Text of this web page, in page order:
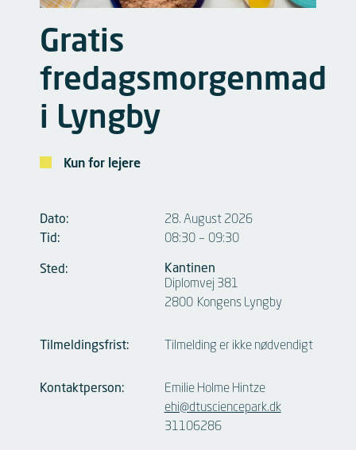
Gratis
fredagsmorgenmad
i Lyngby
Kun for lejere
Dato:
Tid:
Sted:
28. August 2026
08:30 – 09:30
Kantinen
Diplomvej 381
2800 Kongens Lyngby
Tilmeldingsfrist:
Kontaktperson:
Tilmelding er ikke nødvendigt
Emilie Holme Hintze
ehi@dtusciencepark.dk
31106286